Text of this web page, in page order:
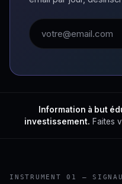
Adresse email
Information à but
investissement. Faites
INSTRUMENT 01 —